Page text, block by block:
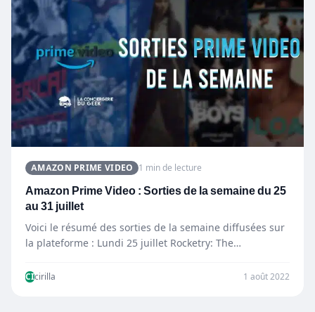
AMAZON PRIME VIDEO 1 min de lecture
Amazon Prime Video : Sorties de la semaine du 25
au 31 juillet
Voici le résumé des sorties de la semaine diffusées sur
la plateforme : Lundi 25 juillet Rocketry: The…
CIcirilla 1 août 2022